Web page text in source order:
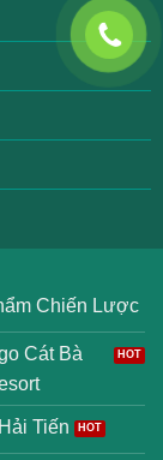
Chiến Lược
Cát Bà
Tiến